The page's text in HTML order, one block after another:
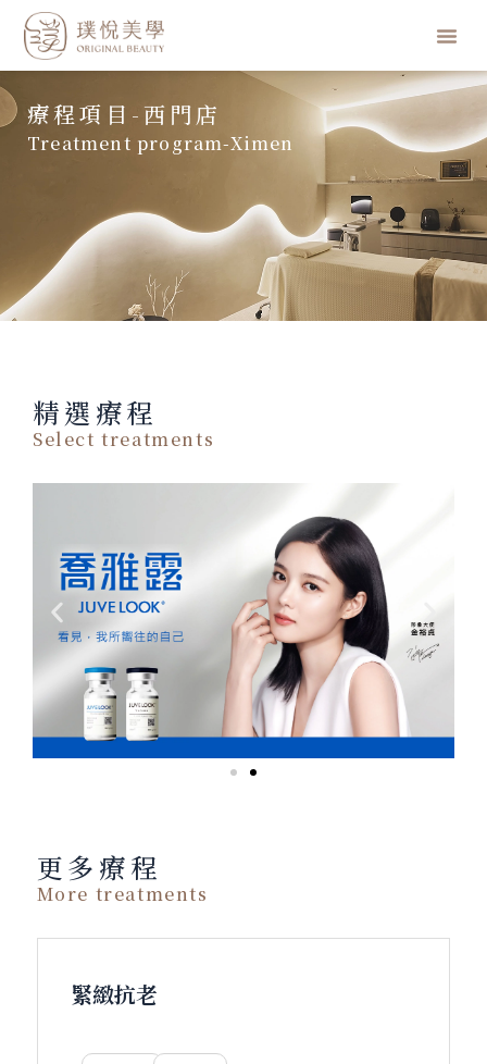
要
內
選
單
療程項目-西門店
Treatment program-Ximen
精選療程
Select treatments
更多療程
More treatments
緊緻抗老